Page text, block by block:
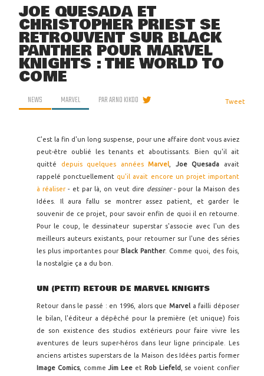
JOE QUESADA ET
CHRISTOPHER PRIEST SE
RETROUVENT SUR BLACK
PANTHER POUR MARVEL
KNIGHTS : THE WORLD TO
COME
NEWS MARVEL PARARNO KIKOO Tweet
C'est la fin d'un long suspense, pour une affaire dont vous aviez
peut-être oublié les tenants et aboutissants. Bien qu'il ait
quitté
depuis quelques annéesMarvel Joe Quesada avait
rappelé ponctuellement qu'il avait encore un projet important
à réaliser- et par là, on veut dire dessiner- pour la Maison des
Idées. Il aura fallu se montrer assez patient, et garder le
souvenir de ce projet, pour savoir enfin de quoi il en retourne.
Pour le coup, le dessinateur superstar s'associe avec l'un des
meilleurs auteurs existants, pour retourner sur l'une des séries
les plus importantes pour Black Panther. Comme quoi, des fois,
la nostalgie ça a du bon.
UN (PETIT) RETOUR DE MARVEL KNIGHTS
Retour dans le passé : en 1996, alors que Marvel a failli déposer
le bilan, l'éditeur a dépêché pour la première (et unique) fois
de son existence des studios extérieurs pour faire vivre les
aventures de leurs super-héros dans leur ligne principale. Les
anciens artistes superstars de la Maison des Idées partis former
Image Comics, commeJim Lee et Rob Liefeld
, se voient confier